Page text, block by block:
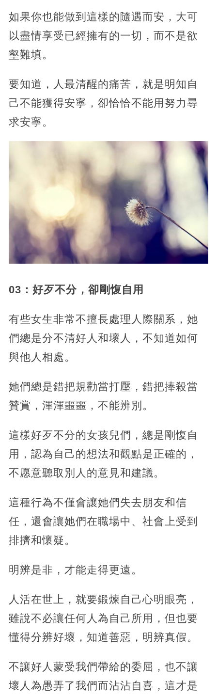
如果你也能做到這樣的隨遇而安，大可
以盡情享受已經擁有的一切，而不是欲
壑難填。
要知道，人最清醒的痛苦，就是明知自
己不能獲得安寧，卻恰恰不能用努力尋
求安寧。
03：好歹不分，卻剛愎自用
有些女生非常不擅長處理人際關系，她
們總是分不清好人和壞人，不知道如何
與他人相處。
她們總是錯把規勸當打壓，錯把捧殺當
贊賞，渾渾噩噩，不能辨別。
這樣好歹不分的女孩兒們，總是剛愎自
用，認為自己的想法和觀點是正確的，
不愿意聽取別人的意見和建議。
這種行為不僅會讓她們失去朋友和信
任，還會讓她們在職場中、社會上受到
排擠和懷疑。
明辨是非，才能走得更遠。
人活在世上，就要鍛煉自己心明眼亮，
雖說不必讓任何人為自己所用，但也要
懂得分辨好壞，知道善惡，明辨真假。
不讓好人蒙受我們帶給的委屈，也不讓
壞人為愚弄了我們而沾沾自喜，這才是